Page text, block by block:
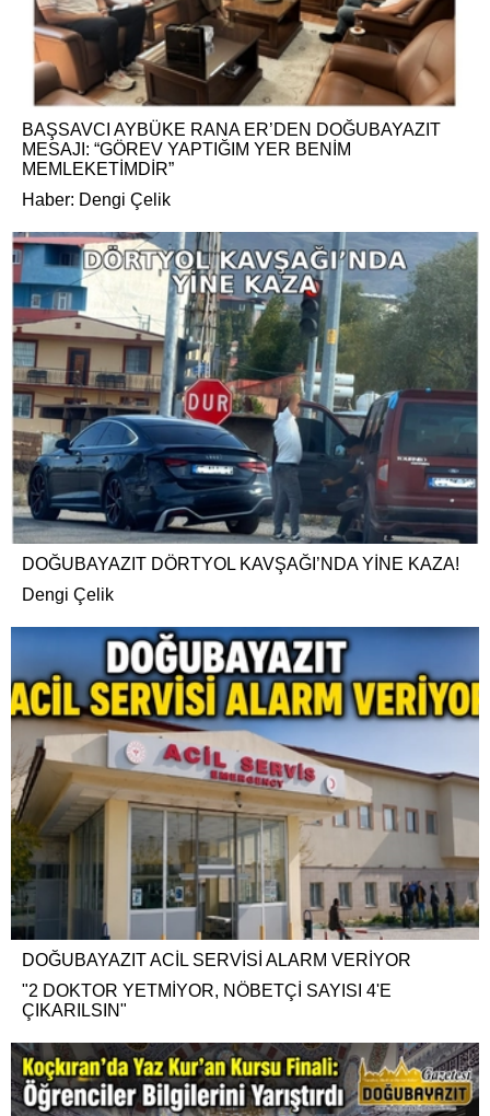
BAŞSAVCI AYBÜKE RANA ER’DEN DOĞUBAYAZIT
MESAJI: “GÖREV YAPTIĞIM YER BENİM
MEMLEKETİMDİR”
Haber: Dengi Çelik
DOĞUBAYAZIT DÖRTYOL KAVŞAĞI’NDA YİNE KAZA!
Dengi Çelik
DOĞUBAYAZIT ACİL SERVİSİ ALARM VERİYOR
"2 DOKTOR YETMİYOR, NÖBETÇİ SAYISI 4'E
ÇIKARILSIN"